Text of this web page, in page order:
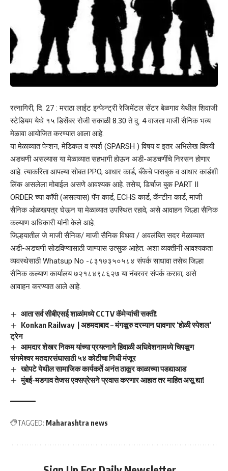
रत्नागिरी, दि. 27 : मराठा लाईट इन्फेन्ट्री रेजिमेंटल सेंटर बेळगाव येथील शिवाजी
स्टेडियम येथे १५ डिसेंबर रोजी सकाळी 8.30 ते दु. 4 वाजता माजी सैनिक भव्य
मेळावा आयोजित करण्यात आला आहे.
या मेळाव्यात पेन्शन, मेडिकल व स्पर्श (SPARSH ) विषय व इतर अभिलेख विषयी
अडचणी असल्यास या मेळाव्यात सहभागी होऊन अडी-अडचणींचे निरसन होणार
आहे. त्याकरिता आपल्या सोबत PPO, आधार कार्ड, बँकेचे पासबुक व आधार कार्डशी
लिंक असलेला मोबाईल असणे आवश्यक आहे. तसेच, डिर्चाज बुक PART II
ORDER च्या कॉपी (असल्यास) पॅन कार्ड, ECHS कार्ड, कॅन्टीन कार्ड, माजी
सैनिक ओळखपत्र घेऊन या मेळाव्यात उपस्थित रहावे, असे आवाहन जिल्हा सैनिक
कल्याण अधिकारी यांनी केले आहे.
जिल्हयातील जे माजी सैनिक/ माजी सैनिक विधवा / अवलंबित सदर मेळाव्यात
अडी-अडचणी सोडविण्यासाठी जाण्यास उत्सुक आहेत. अशा व्यक्तीनी आवश्यकता
व्यवस्थेसाठी Whatsup No -८३१७३५०५८४ संपर्क साधावा तसेच जिल्हा
सैनिक कल्याण कार्यालय ७२१८४९८६२७ या नंबरवर संपर्क करावा, असे
आवाहन करण्यात आले आहे.
आता सर्व सीबीएसई शाळांमध्ये CCTV कॅमेऱ्यांची सक्ती!
Konkan Railway | अहमदाबाद – मंगळुरु दरम्यान धावणार ‘होळी स्पेशल’
ट्रेन
आमदार शेखर निकम यांच्या प्रयत्नाने हिवाळी अधिवेशनामध्ये चिपळुण
संगमेश्वर मतदारसंघासाठी ५४ कोटीचा निधी मंजूर
खोपटे येथील सामाजिक कार्यकर्ते अनंत ठाकूर काळाच्या पडद्याआड
मुंबई-मडगाव तेजस एक्सप्रेसने प्रवास करणार आहात तर माहित असू द्या!
TAGGED: Maharashtra news